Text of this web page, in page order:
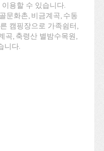
용할 수 있습니다.
문화촌, 비금계곡, 수동
캠핑장으로 가족쉼터,
곡, 축령산 별밤수목원,
니다.